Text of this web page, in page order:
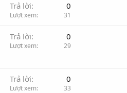
Trả lời 0
Lượt xem 31
Trả lời 0
Lượt xem 29
Trả lời 0
Lượt xem 33